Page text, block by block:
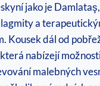
jako je
a
Kousek dál od
nabízejí
malebných